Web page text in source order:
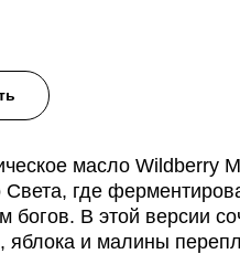
масло Wildberry
Света, где
богов. В этой версии
яблока и малины